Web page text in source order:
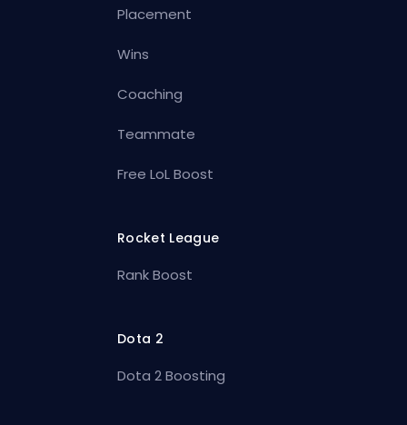
Placement
Wins
Coaching
Teammate
Free LoL Boost
Rocket League
Rank Boost
Dota 2
Dota 2 Boosting